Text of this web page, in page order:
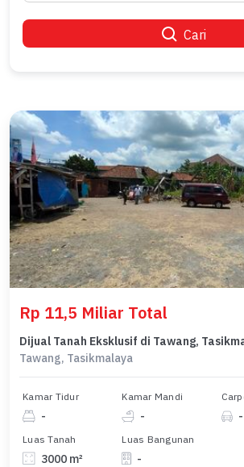
Cari
Rp 11,5 Miliar Total
Dijual Tanah Eksklusif di Tawang,
Tawang, Tasikmalaya
Kamar Tidur
-
Kamar Mandi
- -
Luas Tanah
3000 m²
Luas Bangunan
-